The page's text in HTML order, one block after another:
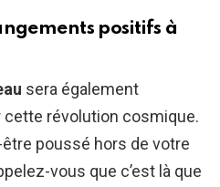
positifs à
sera également
révolution cosmique.
poussé hors de votre
vous que c’est là que